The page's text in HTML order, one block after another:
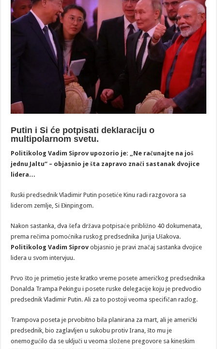
Putin i Si će potpisati deklaraciju o
multipolarnom svetu.
Politikolog Vadim Siprov upozorio je: „Ne računajte na još
jednu Jaltu“ – objasnio je šta zapravo znači sastanak dvojice
lidera…
Ruski predsednik Vladimir Putin posetiće Kinu radi razgovora sa
liderom zemlje, Si Đinpingom.
Nakon sastanka, dva šefa država potpisaće približno 40 dokumenata,
prema rečima pomoćnika ruskog predsednika Jurija Ušakova.
Politikolog Vadim Siprov objasnio je pravi značaj sastanka dvojice
lidera u svom intervjuu.
Prvo što je primetio jeste kratko vreme posete američkog predsednika
Donalda Trampa Pekingu i posete ruske delegacije koju je predvodio
predsednik Vladimir Putin. Ali za to postoji veoma specifičan razlog.
Trampova poseta je prvobitno bila planirana za mart, ali je američki
predsednik, bio zaglavljen u sukobu protiv Irana, što mu je
onemogućilo da se uključi u veoma složene pregovore sa kineskim